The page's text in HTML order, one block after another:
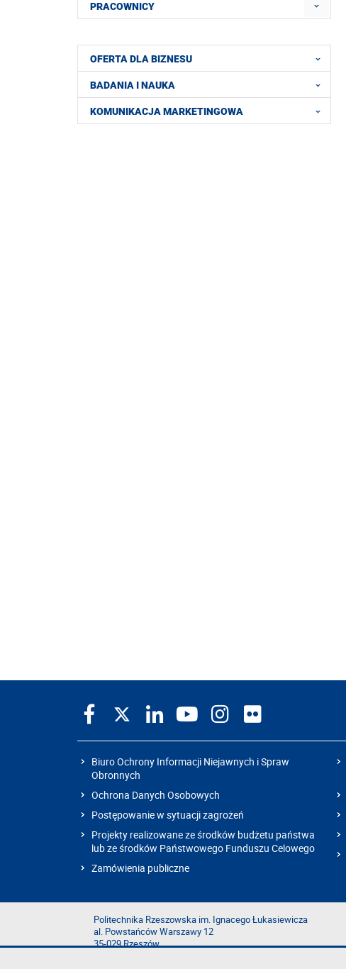
PRACOWNICY
OFERTA DLA BIZNESU
BADANIA I NAUKA
KOMUNIKACJA MARKETINGOWA
Biuro Ochrony Informacji Niejawnych i Spraw
Obronnych
Ochrona Danych Osobowych
Postępowanie w sytuacji zagrożeń
Projekty realizowane ze środków budżetu państwa
lub ze środków Państwowego Funduszu Celowego
Zamówienia publiczne
Politechnika Rzeszowska im. Ignacego Łukasiewicza
al. Powstańców Warszawy 12
35-029 Rzeszów